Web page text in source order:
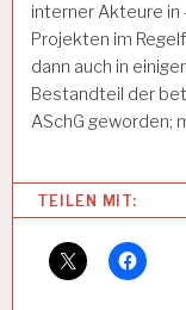
interner Akteure
Projekten im
dann auch in
Bestandteil der
ASchG geworden;
Categories:
R
B
TEILEN MIT: